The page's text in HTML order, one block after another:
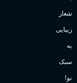
شعار
زیبایی
به
سبک
نو!